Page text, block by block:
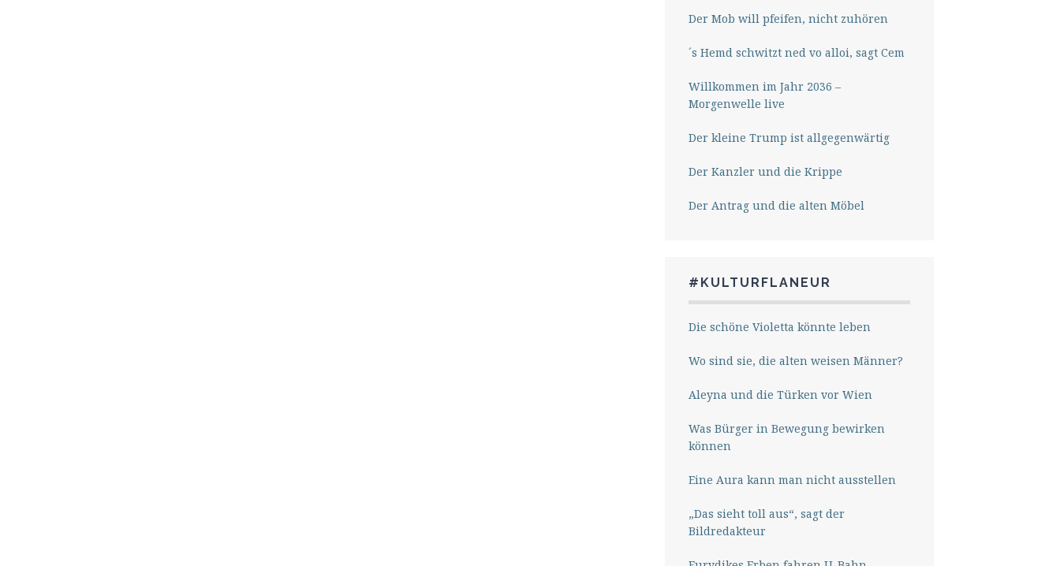
Der Mob will pfeifen, nicht zuhören
´s Hemd schwitzt ned vo alloi, sagt Cem
Willkommen im Jahr 2036 –
Morgenwelle live
Der kleine Trump ist allgegenwärtig
Der Kanzler und die Krippe
Der Antrag und die alten Möbel
#KULTURFLANEUR
Die schöne Violetta könnte leben
Wo sind sie, die alten weisen Männer?
Aleyna und die Türken vor Wien
Was Bürger in Bewegung bewirken
können
Eine Aura kann man nicht ausstellen
„Das sieht toll aus“, sagt der
Bildredakteur